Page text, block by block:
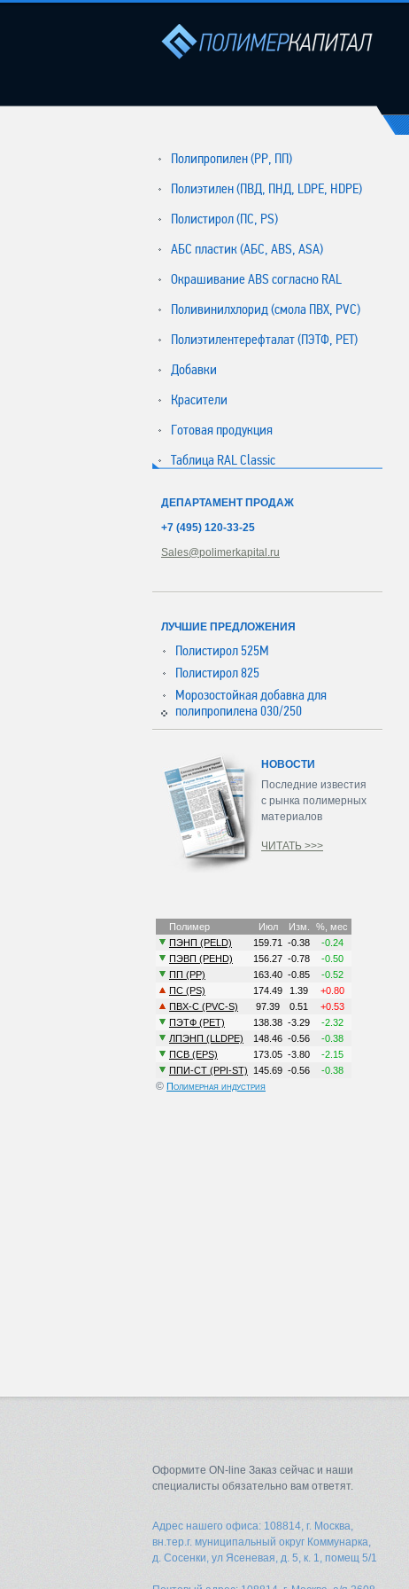
Полипропилен (РР, ПП)
Полиэтилен (ПВД, ПНД, LDPE, HDPE)
Полистирол (ПС, PS)
АБС пластик (АБС, ABS, ASA)
Окрашивание ABS согласно RAL
Поливинилхлорид (смола ПВХ, PVC)
Полиэтилентерефталат (ПЭТФ, PET)
Добавки
Красители
Готовая продукция
Таблица RAL Classic
ДЕПАРТАМЕНТ ПРОДАЖ
+7 (495) 120-33-25
Sales@polimerkapital.ru
ЛУЧШИЕ ПРЕДЛОЖЕНИЯ
Полистирол 525М
Полистирол 825
Морозостойкая добавка для
полипропилена 030/250
НОВОСТИ
Последние известия
с рынка полимерных
материалов
ЧИТАТЬ >>>
© Полимерная индустрия
Оформите ON-line Заказ сейчас и наши
специалисты обязательно вам ответят.
Адрес нашего офиса: 108814, г. Москва,
вн.тер.г. муниципальный округ Коммунарка,
д. Сосенки, ул Ясеневая, д. 5, к. 1, помещ 5/1